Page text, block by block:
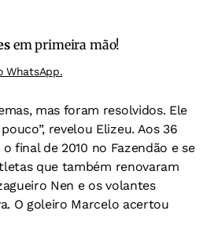
em primeira mão!
WhatsApp.
mas foram resolvidos. Ele
revelou Elizeu. Aos 36
final de 2010 no Fazendão e se
que também renovaram
Nen e os volantes
O goleiro Marcelo acertou